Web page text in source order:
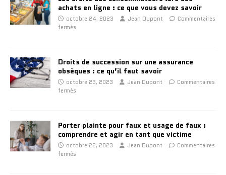
achats en ligne : ce que vous devez savoir
octobre 24, 2023 Jean Dupont
Commentaires
fermés
Droits de succession sur une assurance
obsèques : ce qu’il faut savoir
octobre 23, 2023 Jean Dupont
Commentaires
fermés
Porter plainte pour faux et usage de faux :
comprendre et agir en tant que victime
octobre 22, 2023 Jean Dupont
Commentaires
fermés